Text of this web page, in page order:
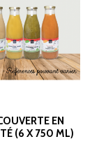
EN
(6 X 750 ML)